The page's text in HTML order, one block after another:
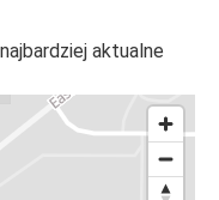
aktualne